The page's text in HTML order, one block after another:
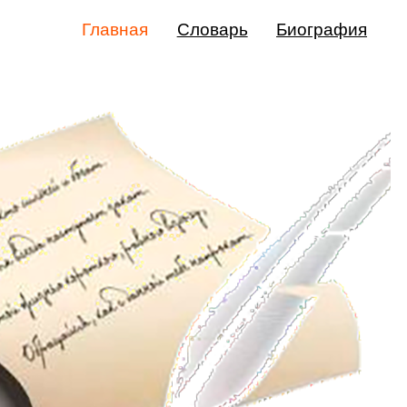
Главная Словарь Биография